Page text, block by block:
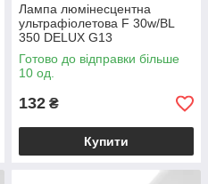
Лампа люмінесцентна
ультрафіолетова F 30w/BL
350 DELUX G13
Готово до відправки більше
10 од.
132 ₴
Купити